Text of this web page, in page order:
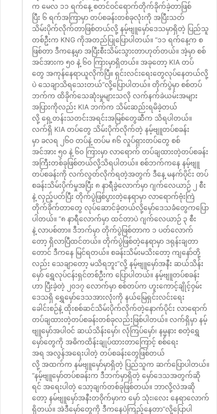
က မေလ ၁၁ ရက်နေ့ စတင်ဝင်ရောက်တိုက်ခိုက်ခဲ့တာဖြစ်
ပြီး ၆ ရက်အကြာမှာ တပ်စခန်းတစ်ခုလုံးကို အပြီးသတ်
သိမ်းပိုက်လိုက်တာဖြစ်တယ်လို့ နမ့်ဗျူမှော်ဒေသမှာရှိတဲ့ ပြည်သူ
တစ်ဦးက KNG ကိုအတည်ပြုပြောပါတယ်။ “၁၁ ရက်နေ့က စ
ဖြစ်တာ ဒီကနေ့မှာ အပြီးစီးသိမ်းသွားတာဟုတ်တယ်။ အဲ့မှာ စစ်
အင်အားက ၅၀ နဲ့ ၆၀ ကြားမှာရှိတယ်။ အခုတော့ KIA တပ်
တွေ အကုန်နေရာယူလိုက်ပြီ။ ရှင်းလင်းရေးတွေလုပ်နေတယ်လို့
ပဲ သေချာသိရသေးတယ်”လို့ပြောပါတယ်။ တိုက်ပွဲမှာ စစ်တပ်
ဘက်က ထိခိုက်သေဆုံးမှုများသလို လက်နက်ခဲယမ်းအများ
အပြားကိုလည်း KIA ဘက်က သိမ်းဆည်းရမိခဲ့တယ်
လို့ ရှေ့တန်းသတင်းအရင်းအမြစ်တွေဆီက သိရပါတယ်။
လက်ရှိ KIA တပ်တွေ သိမ်းပိုက်လိုက်တဲ့ နမ့်ဗျူတပ်စခန်း
မှာ ခလရ ၂၆၀ တပ်နဲ့ တပ်မ ၈၆ လှုပ်ရှားတပ်တွေ စစ်
အင်အား ၅၀ နဲ့ ၆၀ ကြားမှာ လာရောက် တပ်ချထားတဲ့တပ်စခန်း
အကြီးတစ်ခုဖြစ်တယ်လို့သိရပါတယ်။ စစ်ဘက်ကနေ နမ့်ဗျူ
တပ်စခန်းကို လက်လွတ်လိုက်ရတဲ့အတွက် ဒီနေ့ မနက်ပိုင်း တပ်
စခန်းသိမ်းပိုက်မှုအပြီး ၈ နာရီခွဲလောက်မှာ ဂျက်လေယာဉ် ၂ စီး
နဲ့ လှည့်ပတ်ပြီး တိုက်ပွဲဖြစ်ပွားတဲ့နေရာမှာ လာရောက်ဗုံးကြဲ
တိုက်ခိုက်တာတွေ လုပ်ဆောင်ခဲ့တယ်လို့မှော်ဒေသခံတွေကပြော
ပါတယ်။ “၈ နာရီလောက်မှာ ထင်တာပဲ ဂျက်လေယာဉ် ၃ စီး
နဲ့ လာပစ်တာ။ ဒီဘက်မှာ တိုက်ပွဲဖြစ်တာက ၁ ပတ်လောက်
တော့ ရှိလာပြီထင်တယ်။ တိုက်ပွဲဖြစ်တဲ့နေရာမှာ ဒရုန်းချတာ
တောင် ဒီကနေ မြင်ရတယ်။ စခန်းသိမ်းမသိးတော့ ကျနော်တို့
လည်း သေချာတော့ မသိရဘူး”လို့ နမ့်ဗျူမှော်အနီး ဆယ်သိန်း
မှော် ရွှေလုပ်ငန်းရှင်တစ်ဦးက ပြောပါတယ်။ နမ့်ဗျူတပ်စခန်း
ဟာ ပြီးခဲ့တဲ့ ၂၀၁၇ လောက်မှာ စစ်တပ်က ဟူးကောင့်ချိုင့်ဝှမ်း
ဒေသရှိ ရွှေမှော်ဒေသအားလုံးကို နယ်မြေရှင်းလင်းရေး
ခေါင်းစဉ်နဲ့ ထိုးစစ်ဆင်သိမ်းပိုက်လိုက်တဲ့နောက်ပိုင်း လာရောက်
တပ်ချထားတဲ့တပ်စခန်းတစ်ခုလည်းဖြစ်ပါတယ်။ လက်ရှိမှာ နမ့်
ဗျူမှော်အပါဝင် ဆယ်သိန်းမှော်၊ လုံကြပ်မှော်၊ နမ္မနား စတဲ့ရွှေ
မှော်တွေကို အဓိကထိန်းချုပ်ထားတာကြောင့် စစ်ရေး
အရ အလွန်အရေးပါတဲ့ တပ်စခန်းတွေဖြစ်တယ်
လို့ အထက်က နမ်ဗျူမှော်မှာရှိတဲ့ ပြည်သူက ဆက်ပြောပါတယ်။
“နမ့်ဗျူမှော်တပ်စခန်းက ဒီဘက်မှာရှိတဲ့ မှော်ဒေသအတွက်ဆို
ရင် အရေးပါတဲ့ သော့ချက်တစ်ခုဖြစ်တယ်။ ဘာလို့လဲအဆို
တော့ နမ်ဗျူမှော်အနီးတဝိုက်မှာက မှော် သုံး၊လေး နေရာလောက်
ရှိတယ်။ အဲဒီမှော်တွေကို ဒီကနေပဲကြည့်နေတာ”လို့ပြောပါ